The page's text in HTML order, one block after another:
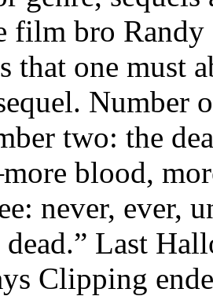
film bro Randy
that one must
Number
two: the
blood,
never, ever,
Last
Clipping